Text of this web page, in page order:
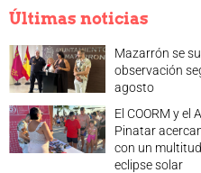
Últimas noticias
Mazarrón se
observación
agosto
El COORM y el
Pinatar
con un
eclipse solar